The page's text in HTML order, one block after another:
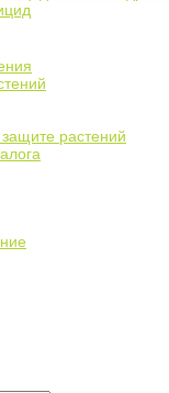
растений